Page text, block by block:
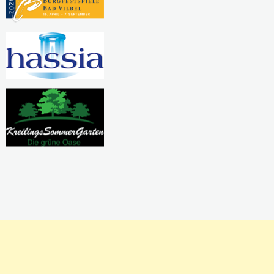
Pausierende Projekte
Kreativwerkstatt
Nadel und Faden